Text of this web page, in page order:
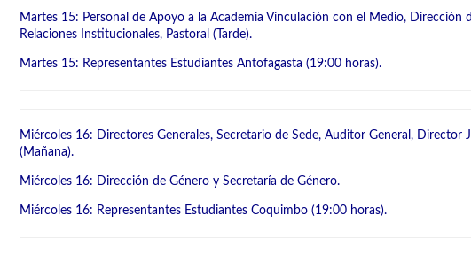
Martes 15: Personal de Apoyo a la Academia Vinculación con el Medio, Dirección
Relaciones Institucionales, Pastoral (Tarde).
Martes 15: Representantes Estudiantes Antofagasta (19:00 horas).
Miércoles 16: Directores Generales, Secretario de Sede, Auditor General, Director
(Mañana).
Miércoles 16: Dirección de Género y Secretaría de Género.
Miércoles 16: Representantes Estudiantes Coquimbo (19:00 horas).